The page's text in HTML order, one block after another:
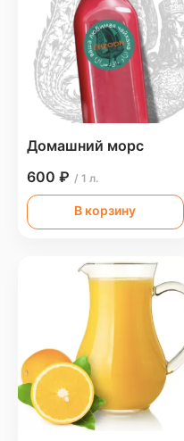
Домашний морс
600 ₽ / 1 л.
В корзину